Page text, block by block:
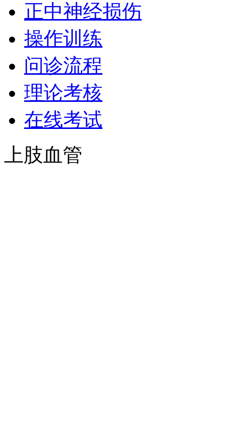
正中神经损伤
操作训练
问诊流程
理论考核
在线考试
上肢血管